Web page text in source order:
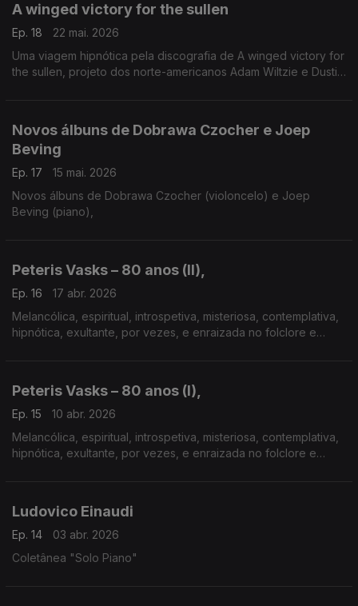
A winged victory for the sullen
Ep. 18
22 mai. 2026
Uma viagem hipnótica pela discografia de A winged victory for
the sullen, projeto dos norte-americanos Adam Wiltzie e Dustin
Novos álbuns de Dobrawa Czocher e Joep
Beving
Ep. 17
15 mai. 2026
Novos álbuns de Dobrawa Czocher (violoncelo) e Joep
Beving (piano),
Peteris Vasks – 80 anos (II),
Ep. 16
17 abr. 2026
Melancólica, espiritual, introspetiva, misteriosa, contemplativa,
hipnótica, exultante, por vezes, e enraizada no folclore e
Peteris Vasks – 80 anos (I),
Ep. 15
10 abr. 2026
Melancólica, espiritual, introspetiva, misteriosa, contemplativa,
hipnótica, exultante, por vezes, e enraizada no folclore e
Ludovico Einaudi
Ep. 14
03 abr. 2026
Coletânea "Solo Piano"